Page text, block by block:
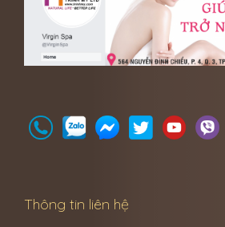
Thông tin liên hệ